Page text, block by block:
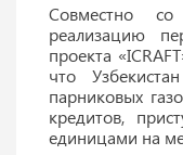
Совместно
реализацию
проекта
что
парниковых
кредитов,
единицами на